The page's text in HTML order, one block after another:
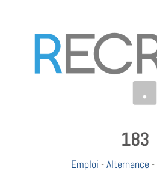
183
Emploi -Alternance -